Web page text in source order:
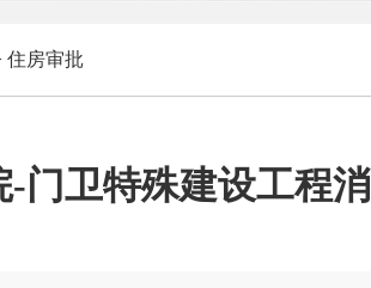
住房审批
门卫特殊建设工程